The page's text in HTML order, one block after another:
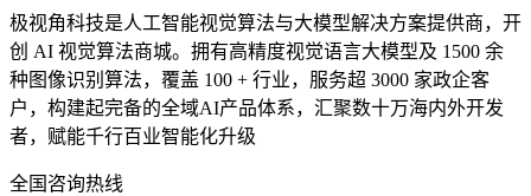
极视角科技是人工智能视觉算法与大模型解决方案提供商，开
创 AI 视觉算法商城。拥有高精度视觉语言大模型及 1500 余
种图像识别算法，覆盖 100 + 行业，服务超 3000 家政企客
户，构建起完备的全域AI产品体系，汇聚数十万海内外开发
者，赋能千行百业智能化升级
全国咨询热线